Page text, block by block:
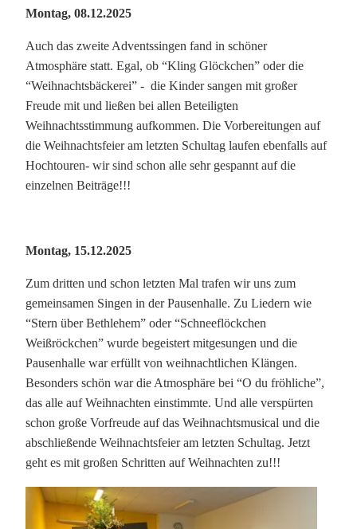
Montag, 08.12.2025
Auch das zweite Adventssingen fand in schöner
Atmosphäre statt. Egal, ob “Kling Glöckchen” oder die
“Weihnachtsbäckerei” - die Kinder sangen mit großer
Freude mit und ließen bei allen Beteiligten
Weihnachtsstimmung aufkommen. Die Vorbereitungen auf
die Weihnachtsfeier am letzten Schultag laufen ebenfalls auf
Hochtouren- wir sind schon alle sehr gespannt auf die
einzelnen Beiträge!!!
Montag, 15.12.2025
Zum dritten und schon letzten Mal trafen wir uns zum
gemeinsamen Singen in der Pausenhalle. Zu Liedern wie
“Stern über Bethlehem” oder “Schneeflöckchen
Weißröckchen” wurde begeistert mitgesungen und die
Pausenhalle war erfüllt von weihnachtlichen Klängen.
Besonders schön war die Atmosphäre bei “O du fröhliche”,
das alle auf Weihnachten einstimmte. Und alle verspürten
schon große Vorfreude auf das Weihnachtsmusical und die
abschließende Weihnachtsfeier am letzten Schultag. Jetzt
geht es mit großen Schritten auf Weihnachten zu!!!